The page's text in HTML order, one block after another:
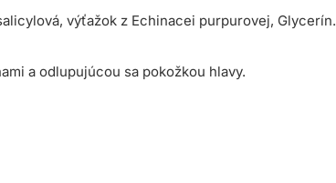
výťažok z Echinacei purpurovej, Glycerín.
a odlupujúcou sa pokožkou hlavy.